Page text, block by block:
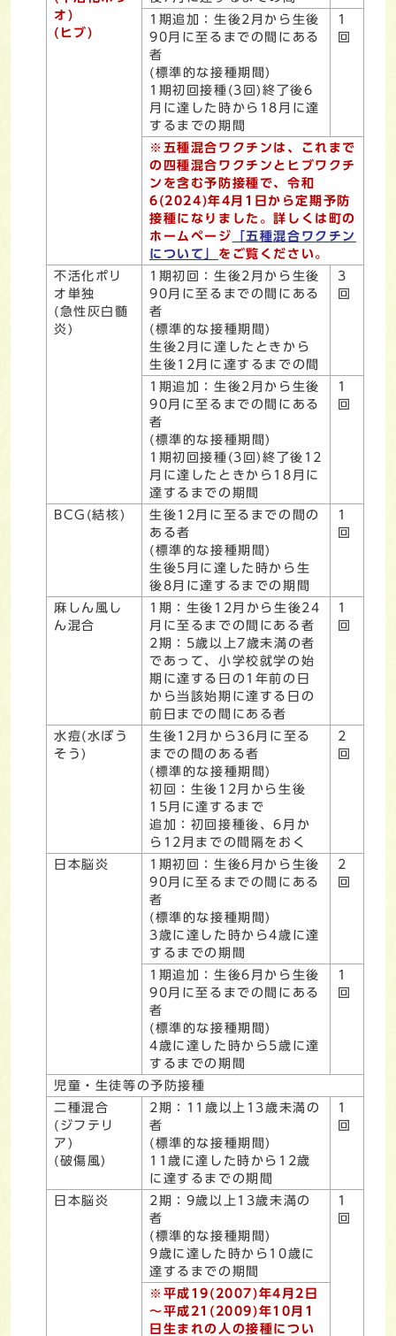
オ)
(ヒブ)
1期追加：生後2月から生後
90月に至るまでの間にある
者
(標準的な接種期間)
1期初回接種(3回)終了後6
月に達した時から18月に達
するまでの期間
1
回
※五種混合ワクチンは、これまで
の四種混合ワクチンとヒブワクチ
ンを含む予防接種で、令和
6(2024)年4月1日から定期予防
接種になりました。詳しくは町の
ホームページ
「五種混合ワクチン
について」 をご覧ください。
不活化ポリ
オ単独
(急性灰白髄
炎)
1期初回：生後2月から生後
90月に至るまでの間にある
者
(標準的な接種期間)
生後2月に達したときから
生後12月に達するまでの間
3
回
1期追加：生後2月から生後
90月に至るまでの間にある
者
(標準的な接種期間)
1期初回接種(3回)終了後12
月に達したときから18月に
達するまでの期間
1
回
BCG(結核)
生後12月に至るまでの間の
ある者
(標準的な接種期間)
生後5月に達した時から生
後8月に達するまでの期間
1
回
麻しん風し
ん混合
1期：生後12月から生後24
月に至るまでの間にある者
2期：5歳以上7歳未満の者
であって、小学校就学の始
期に達する日の1年前の日
から当該始期に達する日の
前日までの間にある者
1
回
水痘(水ぼう
そう)
生後12月から36月に至る
までの間のある者
(標準的な接種期間)
初回：生後12月から生後
15月に達するまで
追加：初回接種後、6月か
ら12月までの間隔をおく
2
回
日本脳炎
1期初回：生後6月から生後
90月に至るまでの間にある
者
(標準的な接種期間)
3歳に達した時から4歳に達
するまでの期間
2
回
1期追加：生後6月から生後
90月に至るまでの間にある
者
(標準的な接種期間)
4歳に達した時から5歳に達
するまでの期間
1
回
児童・生徒等の予防接種
二種混合
(ジフテリ
ア)
(破傷風)
2期：11歳以上13歳未満の
者
(標準的な接種期間)
11歳に達した時から12歳
に達するまでの期間
1
回
日本脳炎
2期：9歳以上13歳未満の
者
(標準的な接種期間)
9歳に達した時から10歳に
達するまでの期間
1
回
※平成19(2007)年4月2日
～平成21(2009)年10月1
日生まれの人の接種につい